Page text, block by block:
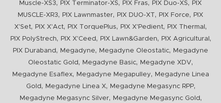
Muscle-XS3, PIX Terminator-XS, PIX Fras, PIX Duo-XS,
PIX
MUSCLE-XR3, PIX Lawnmaster, PIX DUO-XT, PIX Force,
PIX
X'Set, PIX X'Act, PIX TorquePlus, PIX X'Pedient, PIX Thermal ,
PIX PolyStrech, PIX X'Ceed , PIX Lawn&Garden, PIX Agricultural ,
PIX Duraband , Megadyne, Megadyne Oleostatic,
Megadyne
Oleostatic Gold , Megadyne Basic, Megadyne XDV,
Megadyne Esaflex, Megadyne Megapulley,
Megadyne Linea
Gold , Megadyne Linea X, Megadyne Megasync RPP,
Megadyne Megasync Silver, Megadyne Megasync Gold ,